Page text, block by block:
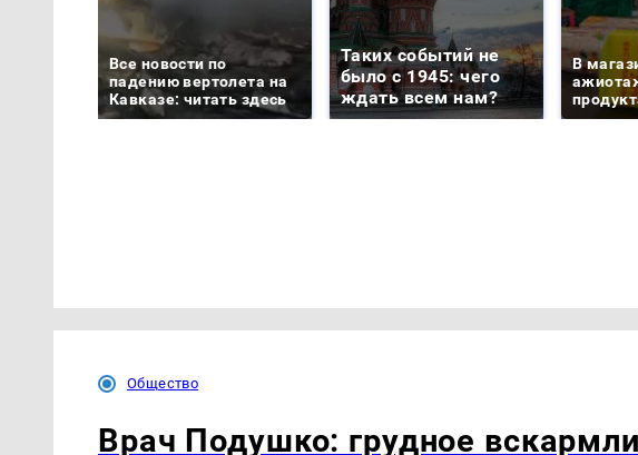
Все новости по
падению вертолета на
Кавказе: читать здесь
Таких событий не
было с 1945: чего
ждать всем нам?
В
Общество
Врач Подушко: грудное